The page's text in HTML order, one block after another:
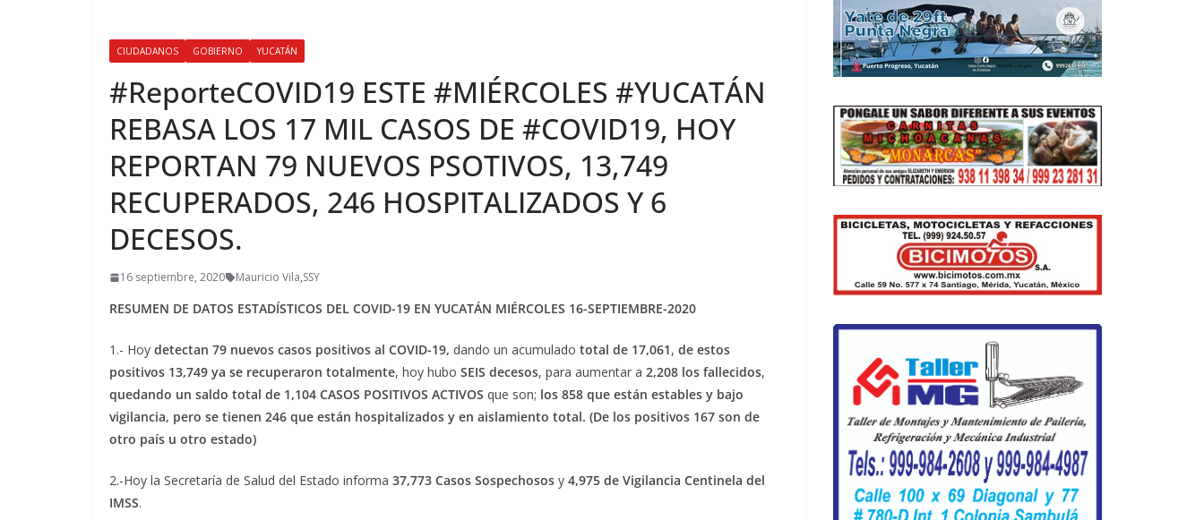
CIUDADANOS GOBIERNO YUCATÁN
#ReporteCOVID19 ESTE #MIÉRCOLES #YUCATÁN
REBASA LOS 17 MIL CASOS DE #COVID19, HOY
REPORTAN 79 NUEVOS PSOTIVOS, 13,749
RECUPERADOS, 246 HOSPITALIZADOS Y 6
DECESOS.
16 septiembre, 2020 Mauricio Vila,SSY
RESUMEN DE DATOS ESTADÍSTICOS DEL COVID-19 EN YUCATÁN MIÉRCOLES 16-SEPTIEMBRE-2020
1.- Hoy detectan 79 nuevos casos positivos al COVID-19, dando un acumulado total de 17,061, de estos
positivos 13,749 ya se recuperaron totalmente, hoy hubo SEIS decesos, para aumentar a 2,208 los fallecidos,
quedando un saldo total de 1,104 CASOS POSITIVOS ACTIVOS que son; los 858 que están estables y bajo
vigilancia, pero se tienen 246 que están hospitalizados y en aislamiento total. (De los positivos 167 son de
otro país u otro estado)
2.-Hoy la Secretaría de Salud del Estado informa 37,773 Casos Sospechosos y 4,975 de Vigilancia Centinela del
IMSS.